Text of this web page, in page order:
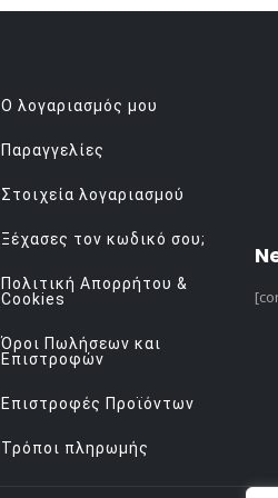
Ο λογαριασμός μου
Παραγγελίες
Στοιχεία λογαριασμού
Ξέχασες τον κωδικό σου;
Πολιτική Απορρήτου &
Cookies
Όροι Πωλήσεων και
Επιστροφών
Επιστροφές Προϊόντων
Τρόποι πληρωμής